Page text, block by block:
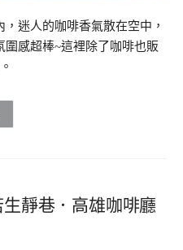
，迷人的咖啡香氣散在空中，
感超棒~這裡除了咖啡也販
生靜巷．高雄咖啡廳